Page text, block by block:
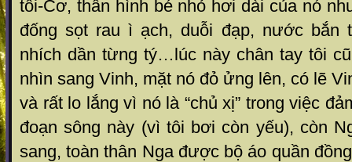
tôi-Cơ, thân hình bé nhỏ hơi dài của nó
đống sọt rau ì ạch, duỗi đạp, nước bắn
nhích dần từng tý…lúc này chân tay tôi
nhìn sang Vinh, mặt nó đỏ ửng lên, có lẽ
và rất lo lắng vì nó là “chủ xị” trong việc
đoạn sông này (vì tôi bơi còn yếu), còn
sang, toàn thân Nga được bộ áo quần